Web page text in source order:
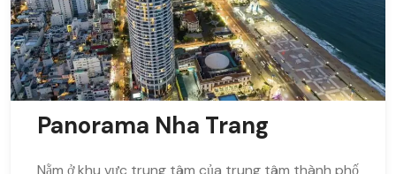
Panorama Nha Trang